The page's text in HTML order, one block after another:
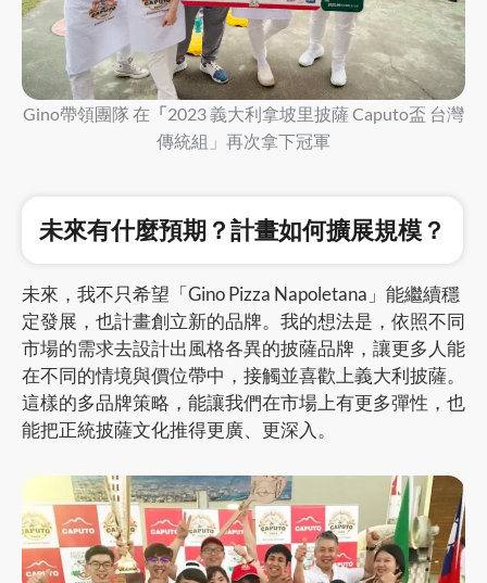
Gino帶領團隊 在 「2023 義大利拿坡里披薩 Caputo盃 台灣
傳統組」再次拿下冠軍
未來有什麼預期？計畫如何擴展規模？
未來，我不只希望「Gino Pizza Napoletana」能繼續穩
定發展，也計畫創立新的品牌。我的想法是，依照不同
市場的需求去設計出風格各異的披薩品牌，讓更多人能
在不同的情境與價位帶中，接觸並喜歡上義大利披薩。
這樣的多品牌策略，能讓我們在市場上有更多彈性，也
能把正統披薩文化推得更廣、更深入。